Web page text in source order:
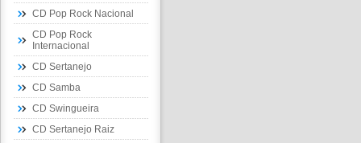
CD Pop Rock Nacional
CD Pop Rock
Internacional
CD Sertanejo
CD Samba
CD Swingueira
CD Sertanejo Raiz